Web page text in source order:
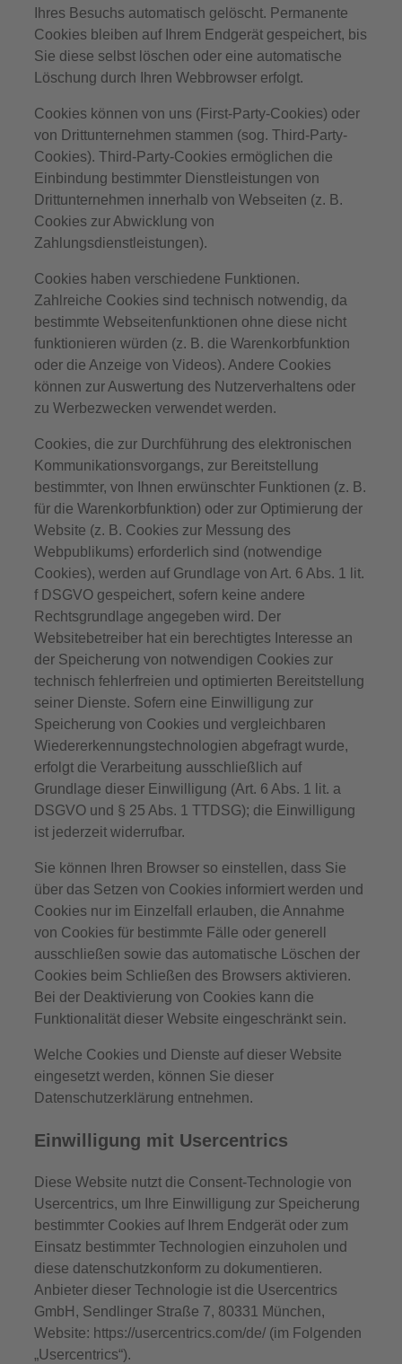
Ihres Besuchs automatisch gelöscht. Permanente
Cookies bleiben auf Ihrem Endgerät gespeichert, bis
Sie diese selbst löschen oder eine automatische
Löschung durch Ihren Webbrowser erfolgt.
Cookies können von uns (First-Party-Cookies) oder
von Drittunternehmen stammen (sog. Third-Party-
Cookies). Third-Party-Cookies ermöglichen die
Einbindung bestimmter Dienstleistungen von
Drittunternehmen innerhalb von Webseiten (z. B.
Cookies zur Abwicklung von
Zahlungsdienstleistungen).
Cookies haben verschiedene Funktionen.
Zahlreiche Cookies sind technisch notwendig, da
bestimmte Webseitenfunktionen ohne diese nicht
funktionieren würden (z. B. die Warenkorbfunktion
oder die Anzeige von Videos). Andere Cookies
können zur Auswertung des Nutzerverhaltens oder
zu Werbezwecken verwendet werden.
Cookies, die zur Durchführung des elektronischen
Kommunikationsvorgangs, zur Bereitstellung
bestimmter, von Ihnen erwünschter Funktionen (z. B.
für die Warenkorbfunktion) oder zur Optimierung der
Website (z. B. Cookies zur Messung des
Webpublikums) erforderlich sind (notwendige
Cookies), werden auf Grundlage von Art. 6 Abs. 1 lit.
f DSGVO gespeichert, sofern keine andere
Rechtsgrundlage angegeben wird. Der
Websitebetreiber hat ein berechtigtes Interesse an
der Speicherung von notwendigen Cookies zur
technisch fehlerfreien und optimierten Bereitstellung
seiner Dienste. Sofern eine Einwilligung zur
Speicherung von Cookies und vergleichbaren
Wiedererkennungstechnologien abgefragt wurde,
erfolgt die Verarbeitung ausschließlich auf
Grundlage dieser Einwilligung (Art. 6 Abs. 1 lit. a
DSGVO und § 25 Abs. 1 TTDSG); die Einwilligung
ist jederzeit widerrufbar.
Sie können Ihren Browser so einstellen, dass Sie
über das Setzen von Cookies informiert werden und
Cookies nur im Einzelfall erlauben, die Annahme
von Cookies für bestimmte Fälle oder generell
ausschließen sowie das automatische Löschen der
Cookies beim Schließen des Browsers aktivieren.
Bei der Deaktivierung von Cookies kann die
Funktionalität dieser Website eingeschränkt sein.
Welche Cookies und Dienste auf dieser Website
eingesetzt werden, können Sie dieser
Datenschutzerklärung entnehmen.
Einwilligung mit Usercentrics
Diese Website nutzt die Consent-Technologie von
Usercentrics, um Ihre Einwilligung zur Speicherung
bestimmter Cookies auf Ihrem Endgerät oder zum
Einsatz bestimmter Technologien einzuholen und
diese datenschutzkonform zu dokumentieren.
Anbieter dieser Technologie ist die Usercentrics
GmbH, Sendlinger Straße 7, 80331 München,
Website: https://usercentrics.com/de/ (im Folgenden
„Usercentrics“).